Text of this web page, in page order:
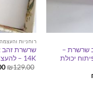
שרשרת –
יכולת
המחיר
רוחניות והעצמה
שרשרת זהב
14K – להעצמה רוחנית
₪129.00